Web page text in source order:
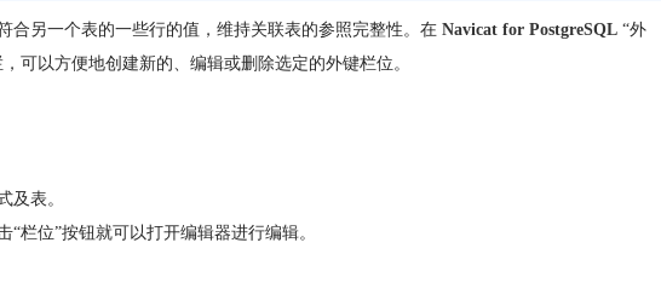
合另一个表的一些行的值，维持关联表的参照完整性。在Navicat for PostgreSQL “外
可以方便地创建新的、编辑或删除选定的外键栏位。
及表。
栏位”按钮就可以打开编辑器进行编辑。